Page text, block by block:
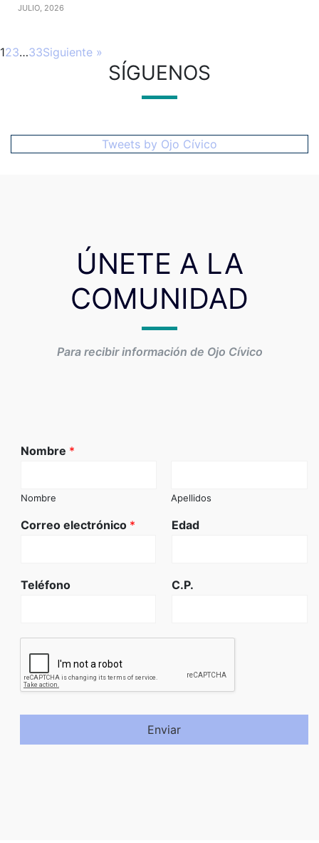
JULIO, 2026
123…33Siguiente »
SÍGUENOS
Tweets by Ojo Cívico
ÚNETE A LA
COMUNIDAD
Para recibir información de Ojo Cívico
Nombre *
Nombre Apellidos
Correo electrónico * Edad
Teléfono C.P.
Enviar